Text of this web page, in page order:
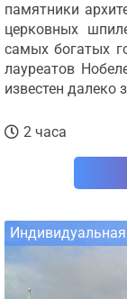
памятники
церковных
самых богатых
лауреатов
известен далеко
2 часа
Индивидуальная